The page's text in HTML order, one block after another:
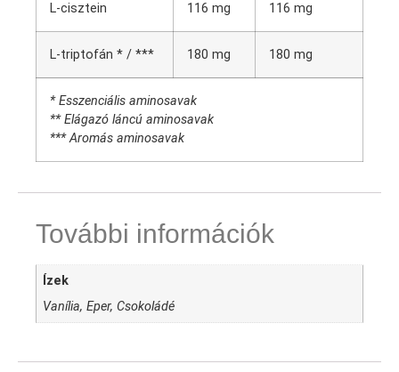
L-cisztein 116 mg 116 mg
L-triptofán * / *** 180 mg 180 mg
* Esszenciális aminosavak
** Elágazó láncú aminosavak
*** Aromás aminosavak
További információk
Ízek
Vanília, Eper, Csokoládé